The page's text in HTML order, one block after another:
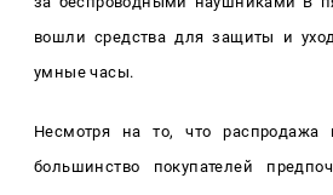
вошли средства для защиты и
умные часы.
Несмотря на то, что распродажа
большинство покупателей